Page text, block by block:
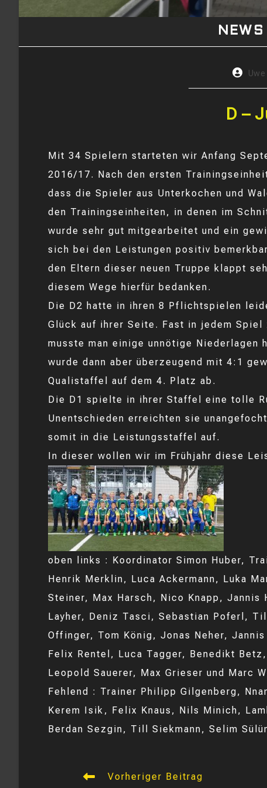
NEWS
Beitrags-
Uwe
D –
Mit 34 Spielern starteten wir Anfang
2016/17. Nach den ersten
dass die Spieler aus Unterkochen und
den Trainingseinheiten, in denen im
wurde sehr gut mitgearbeitet und ein
sich bei den Leistungen positiv
den Eltern dieser neuen Truppe klappt
diesem Wege hierfür bedanken.
Die D2 hatte in ihren 8 Pflichtspielen
Glück auf ihrer Seite. Fast in jedem
musste man einige unnötige Niederlagen
wurde dann aber überzeugend mit 4:1
Qualistaffel auf dem 4. Platz ab.
Die D1 spielte in ihrer Staffel eine tolle
Unentschieden erreichten sie
somit in die Leistungsstaffel auf.
In dieser wollen wir im Frühjahr diese
oben links : Koordinator Simon Huber,
Henrik Merklin, Luca Ackermann, Luka
Steiner, Max Harsch, Nico Knapp, Jannis
Layher, Deniz Tasci, Sebastian Poferl,
Offinger, Tom König, Jonas Neher,
Felix Rentel, Luca Tagger, Benedikt
Leopold Sauerer, Max Grieser und Marc
Fehlend : Trainer Philipp Gilgenberg,
Kerem Isik, Felix Knaus, Nils Minich,
Berdan Sezgin, Till Siekmann, Selim
WeitereVorheriger Beitrag